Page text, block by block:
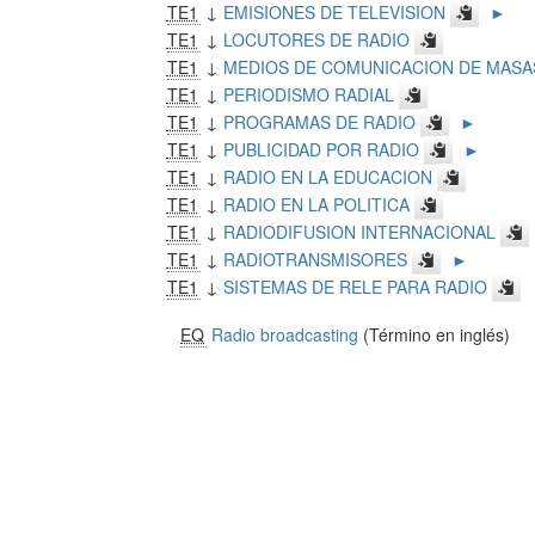
TE1 ↓ EMISIONES DE TELEVISION
►
TE1 ↓ LOCUTORES DE RADIO
TE1 ↓ MEDIOS DE COMUNICACION DE
TE1 ↓ PERIODISMO RADIAL
TE1 ↓ PROGRAMAS DE RADIO
►
TE1 ↓ PUBLICIDAD POR RADIO
►
TE1 ↓ RADIO EN LA EDUCACION
TE1 ↓ RADIO EN LA POLITICA
TE1 ↓ RADIODIFUSION INTERNACIONAL
TE1 ↓ RADIOTRANSMISORES
►
TE1 ↓ SISTEMAS DE RELE PARA RADIO
EQ Radio broadcasting (Término en inglés)